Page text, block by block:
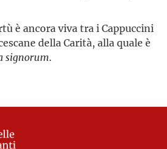
è ancora viva tra i Cappuccini
della Carità, alla quale è
signorum.